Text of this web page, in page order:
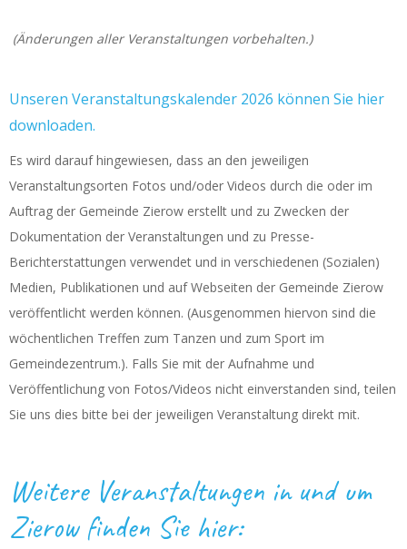
(Änderungen aller Veranstaltungen vorbehalten.)
Unseren Veranstaltungskalender 2026 können Sie hier
downloaden.
Es wird darauf hingewiesen, dass an den jeweiligen
Veranstaltungsorten Fotos und/oder Videos durch die oder im
Auftrag der Gemeinde Zierow erstellt und zu Zwecken der
Dokumentation der Veranstaltungen und zu Presse-
Berichterstattungen verwendet und in verschiedenen (Sozialen)
Medien, Publikationen und auf Webseiten der Gemeinde Zierow
veröffentlicht werden können. (Ausgenommen hiervon sind die
wöchentlichen Treffen zum Tanzen und zum Sport im
Gemeindezentrum.). Falls Sie mit der Aufnahme und
Veröffentlichung von Fotos/Videos nicht einverstanden sind, teilen
Sie uns dies bitte bei der jeweiligen Veranstaltung direkt mit.
Weitere Veranstaltungen in und um
Zierow finden Sie hier: